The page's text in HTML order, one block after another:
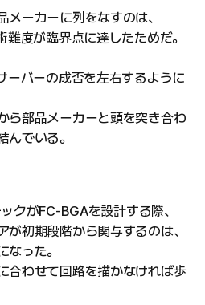
ーカーに列をなすのは、
度が臨界点に達したためだ。
ーバーの成否を左右するように
ら部品メーカーと頭を突き合わ
んでいる。
クがFC-BGAを設計する際、
が初期段階から関与するのは、
なった。
合わせて回路を描かなければ歩